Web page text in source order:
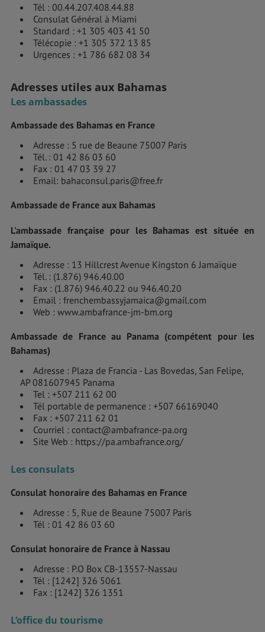
Tél : 00.44.207.408.44.88
Consulat Général à Miami
Standard : +1 305 403 41 50
Télécopie : +1 305 372 13 85
Urgences : +1 786 682 08 34
Adresses utiles aux Bahamas
Les ambassades
Ambassade des Bahamas en France
Adresse : 5 rue de Beaune 75007 Paris
Tél. : 01 42 86 03 60
Fax : 01 47 03 39 27
Email: bahaconsul.paris@free.fr
Ambassade de France aux Bahamas
L'ambassade française pour les Bahamas est située en
Jamaïque.
Adresse : 13 Hillcrest Avenue Kingston 6 Jamaïque
Tél. : (1.876) 946.40.00
Fax : (1.876) 946.40.22 ou 946.40.20
E­mail : frenchembassyjamaica@gmail.com
Web : www.ambafrance-jm-bm.org
Ambassade de France au Panama (compétent pour les
Bahamas)
Adresse : Plaza de Francia - Las Bovedas, San Felipe,
AP 081607945 Panama
Tel : +507 211 62 00
Tél portable de permanence : +507 66169040
Fax : +507 211 62 01
Courriel : contact@ambafrance-pa.org
Site Web : https://pa.ambafrance.org/
Les consulats
Consulat honoraire des Bahamas en France
Adresse : 5, Rue de Beaune 75007 Paris
Tél : 01 42 86 03 60
Consulat honoraire de France à Nassau
Adresse : P.O Box CB-13557-Nassau
Tél : [1242] 326 5061
Fax : [1242] 326 1351
L’office du tourisme